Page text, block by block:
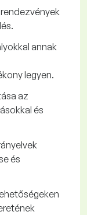
annak
legyen.
az
és
és